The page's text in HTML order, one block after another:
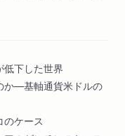
下した世界
―基軸通貨米ドルの
ケース